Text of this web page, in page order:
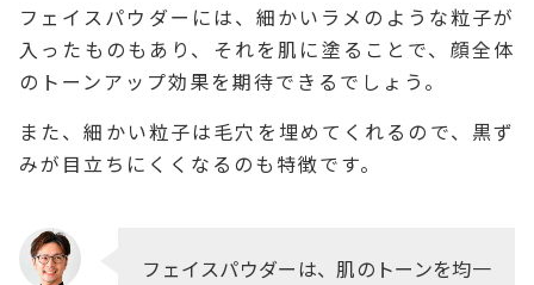
フェイスパウダーには、細かいラメのような粒子が
入ったものもあり、それを肌に塗ることで、顔全体
のトーンアップ効果を期待できるでしょう。
また、細かい粒子は毛穴を埋めてくれるので、黒ず
みが目立ちにくくなるのも特徴です。
フェイスパウダーは、肌のトーンを均一